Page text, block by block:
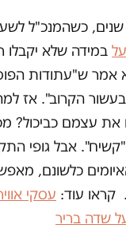
כשהמנכ"ל
במידה שלא יקבלו
אמר ש"עתודות
בעשור הקרוב". אז
עצמם כביכול?
אבל גופי
כלשונם,
קראו עוד: עסקי
שדה בריר